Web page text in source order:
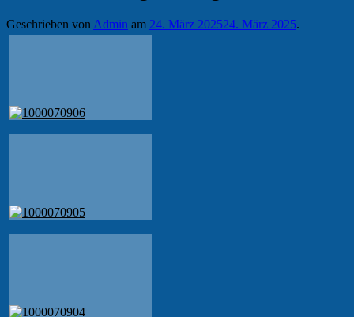
Geschrieben von Admin am 24. März 202524. März 2025.